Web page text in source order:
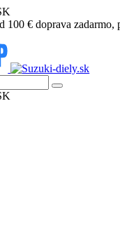
100 € doprava zadarmo,